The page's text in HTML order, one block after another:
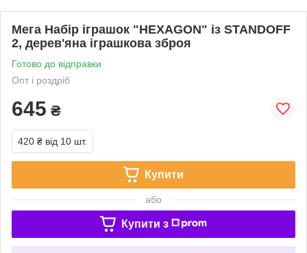
Мега Набір іграшок "HEXAGON" із STANDOFF
2, дерев'яна іграшкова зброя
Готово до відправки
Опт і роздріб
645 ₴
420 ₴ від 10 шт.
Купити
або
Купити з